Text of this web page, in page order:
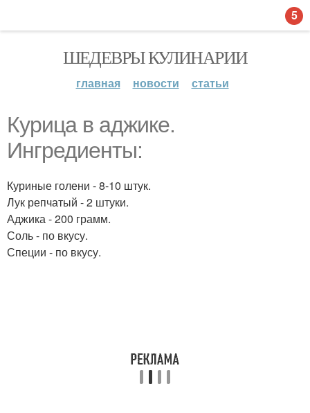
ШЕДЕВРЫ КУЛИНАРИИ
главная новости статьи
Курица в аджике.
Ингредиенты:
Куриные голени - 8-10 штук.
Лук репчатый - 2 штуки.
Аджика - 200 грамм.
Соль - по вкусу.
Специи - по вкусу.
5